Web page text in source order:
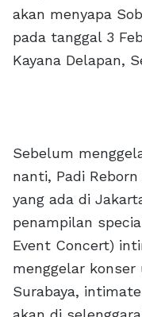
akan menyapa
pada tanggal 3
Kayana Delapan,
Sebelum
nanti, Padi
yang ada di
penampilan
Event Concert)
menggelar konser
Surabaya,